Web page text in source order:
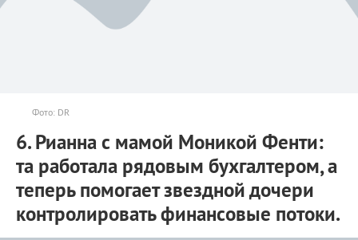
Фото: DR
6. Рианна с мамой Моникой Фенти:
та работала рядовым бухгалтером, а
теперь помогает звездной дочери
контролировать финансовые потоки.